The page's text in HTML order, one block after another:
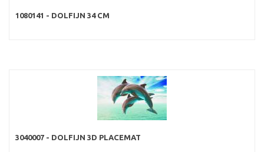
1080141 - DOLFIJN 34 CM
3040007 - DOLFIJN 3D PLACEMAT